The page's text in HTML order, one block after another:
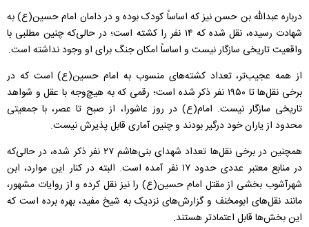
درباره عبدالله بن حسن نیز که اساساً کودک بوده و در دامان امام حسین(ع) به
شهادت رسیده، نقل شده که ۱۴ نفر را کشته است؛ در حالی‌که چنین مطلبی با
واقعیت تاریخی سازگار نیست و اساساً امکان جنگ برای او وجود نداشته است.
از همه عجیب‌تر، تعداد کشته‌های منسوب به امام حسین(ع) است که در
برخی نقل‌ها تا ۱۹۵۰ نفر ذکر شده است؛ رقمی که به هیچ‌وجه با عقل و شواهد
تاریخی سازگار نیست. امام(ع) در روز عاشورا، از صبح تا عصر، با جمعیتی
محدود از یاران خود درگیر بودند و چنین آماری قابل پذیرش نیست.
همچنین در برخی نقل‌ها تعداد شهدای بنی‌هاشم ۲۷ نفر ذکر شده، در حالی‌که
در منابع معتبر عددی حدود ۱۷ نفر آمده است. البته در کنار این موارد، ابن
شهرآشوب بخشی از مقتل امام حسین(ع) را نیز نقل کرده و از روایات مشهور،
مانند نقل‌های ابومخنف و گزارش‌های نزدیک به شیخ مفید، بهره برده است که
این بخش‌ها قابل اعتمادتر هستند.